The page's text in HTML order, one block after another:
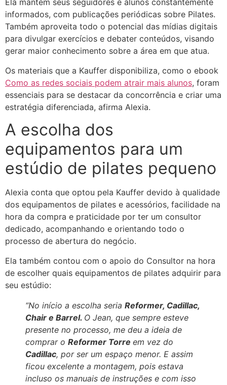
Ela mantém seus seguidores e alunos constantemente
informados, com publicações periódicas sobre Pilates.
Também aproveita todo o potencial das mídias digitais
para divulgar exercícios e debater conteúdos, visando
gerar maior conhecimento sobre a área em que atua.
Os materiais que a Kauffer disponibiliza, como o ebook
Como as redes sociais podem atrair mais alunos, foram
essenciais para se destacar da concorrência e criar uma
estratégia diferenciada, afirma Alexia.
A escolha dos
equipamentos para um
estúdio de pilates pequeno
Alexia conta que optou pela Kauffer devido à qualidade
dos equipamentos de pilates e acessórios, facilidade na
hora da compra e praticidade por ter um consultor
dedicado, acompanhando e orientando todo o
processo de abertura do negócio.
Ela também contou com o apoio do Consultor na hora
de escolher quais equipamentos de pilates adquirir para
seu estúdio:
“No início a escolha seria Reformer, Cadillac,
Chair e Barrel. O Jean, que sempre esteve
presente no processo, me deu a ideia de
comprar o Reformer Torre em vez do
Cadillac, por ser um espaço menor. E assim
ficou excelente a montagem, pois estava
incluso os manuais de instruções e com isso